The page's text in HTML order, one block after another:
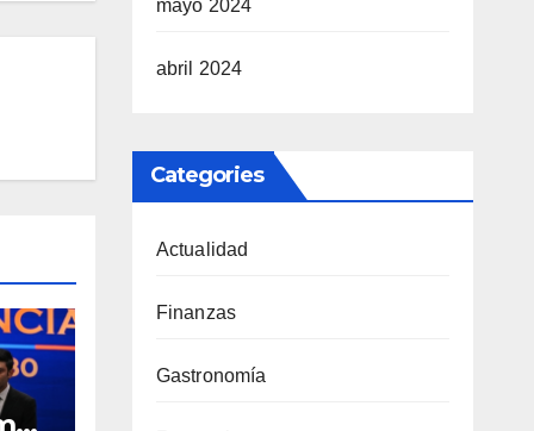
mayo 2024
abril 2024
Categories
Actualidad
Finanzas
Gastronomía